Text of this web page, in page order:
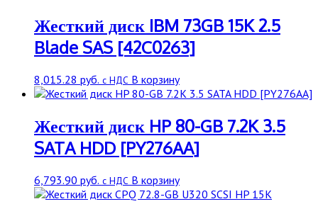
Жесткий диск IBM 73GB 15K 2.5
Blade SAS [42C0263]
8,015.28 руб. с НДС В корзину
Жесткий диск HP 80-GB 7.2K 3.5
SATA HDD [PY276AA]
6,793.90 руб. с НДС В корзину